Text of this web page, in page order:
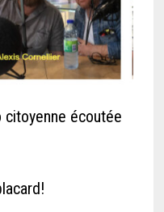
citoyenne écoutée